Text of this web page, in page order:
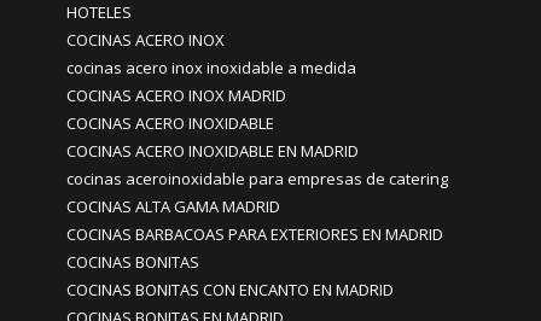
HOTELES
COCINAS ACERO INOX
cocinas acero inox inoxidable a medida
COCINAS ACERO INOX MADRID
COCINAS ACERO INOXIDABLE
COCINAS ACERO INOXIDABLE EN MADRID
cocinas aceroinoxidable para empresas de catering
COCINAS ALTA GAMA MADRID
COCINAS BARBACOAS PARA EXTERIORES EN MADRID
COCINAS BONITAS
COCINAS BONITAS CON ENCANTO EN MADRID